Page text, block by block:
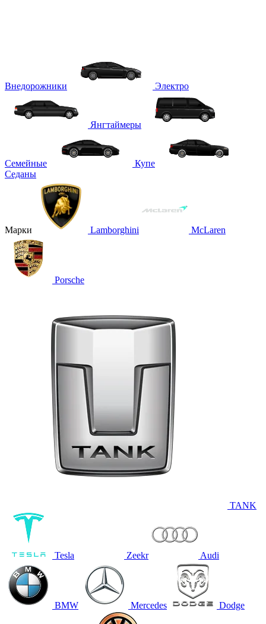
Внедорожники Электро
Янгтаймеры
Семейные
Купе
Седаны
Марки Lamborghini McLaren
Porsche
TANK
Tesla Zeekr Audi
BMW Mercedes Dodge